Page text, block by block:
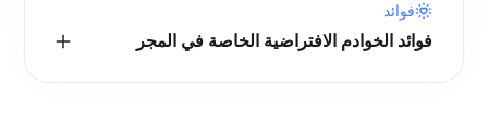
فوائد
فوائد الخوادم الافتراضية الخاصة في المجر